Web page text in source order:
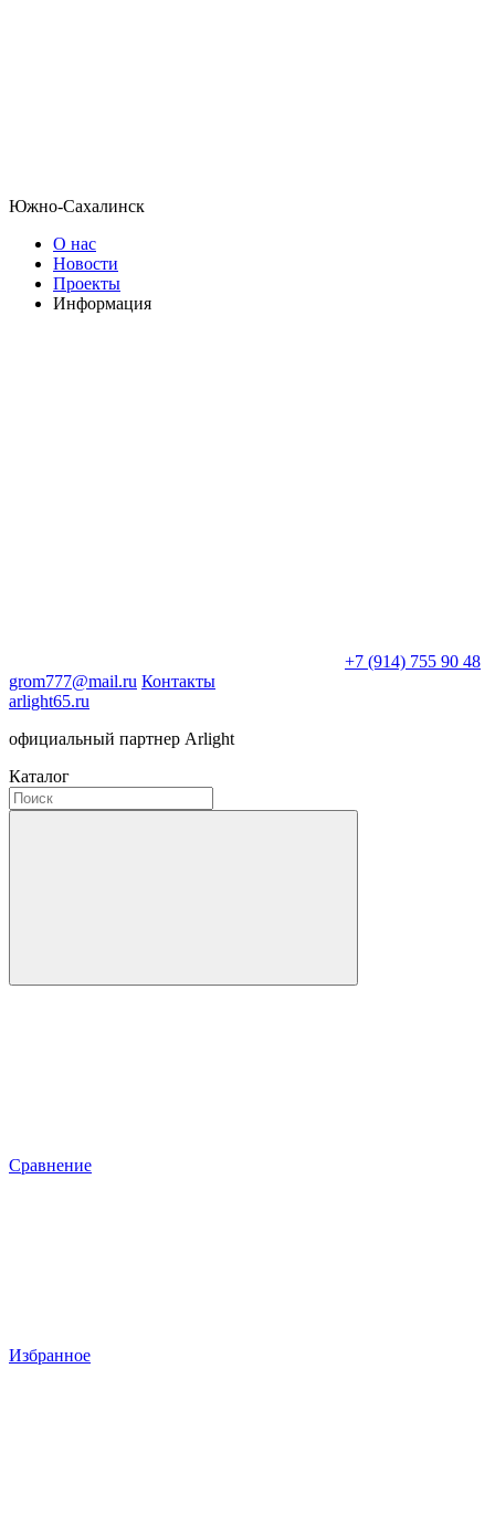
Южно-Сахалинск
О нас
Новости
Проекты
Информация
+7 (914) 755 90 48
grom777@mail.ru Контакты
arlight65.ru
официальный партнер Arlight
Каталог
Сравнение
Избранное